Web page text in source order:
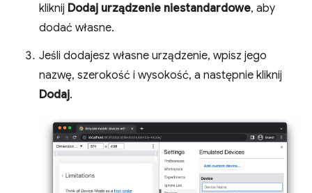
kliknij Dodaj urządzenie niestandardowe, aby
dodać własne.
Jeśli dodajesz własne urządzenie, wpisz jego
nazwę, szerokość i wysokość, a następnie kliknij
Dodaj.